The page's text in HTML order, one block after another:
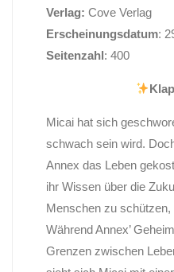
Verlag: Cove Verlag
Erscheinungsdatum:
Seitenzahl: 400
Micai hat sich
schwach sein wird.
Annex das Leben
ihr Wissen über die
Menschen zu schützen,
Während Annex’
Grenzen zwischen